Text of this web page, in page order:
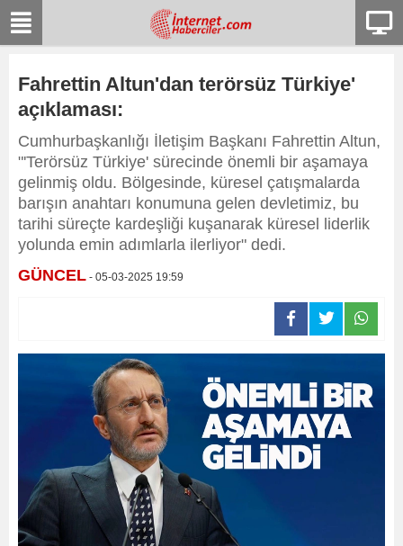
Fahrettin Altun'dan terörsüz Türkiye'
açıklaması:
Cumhurbaşkanlığı İletişim Başkanı Fahrettin Altun,
"'Terörsüz Türkiye' sürecinde önemli bir aşamaya
gelinmiş oldu. Bölgesinde, küresel çatışmalarda
barışın anahtarı konumuna gelen devletimiz, bu
tarihi süreçte kardeşliği kuşanarak küresel liderlik
yolunda emin adımlarla ilerliyor" dedi.
GÜNCEL - 05-03-2025 19:59